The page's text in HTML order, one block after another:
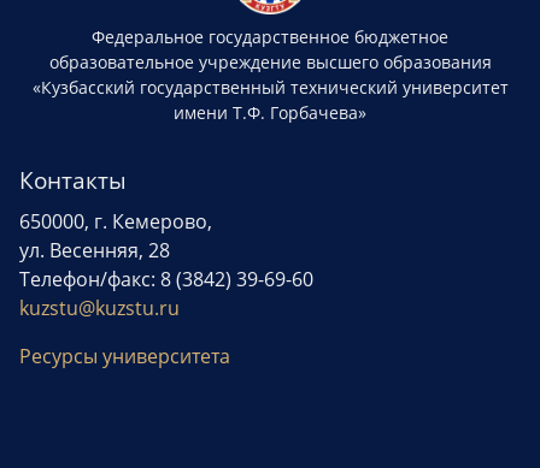
Федеральное государственное бюджетное
образовательное учреждение высшего образования
«Кузбасский государственный технический университет
имени Т.Ф. Горбачева»
Контакты
650000, г. Кемерово,
ул. Весенняя, 28
Телефон/факс: 8 (3842) 39-69-60
kuzstu@kuzstu.ru
Ресурсы университета